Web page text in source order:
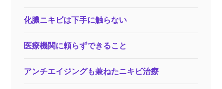
化膿ニキビは下手に触らない
医療機関に頼らずできること
アンチエイジングも兼ねたニキビ治療